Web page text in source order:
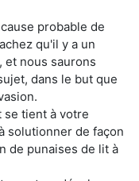
probable de
qu'il y a un
et nous saurons
dans le but que
se tient à votre
solutionner de façon
de punaises de lit à